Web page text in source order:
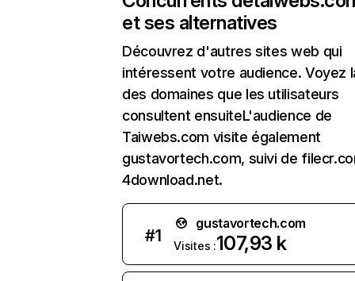
et ses alternatives
Découvrez d'autres sites web qui
intéressent votre audience. Voyez
des domaines que les utilisateurs
consultent ensuiteL'audience de
Taiwebs.com visite également
gustavortech.com, suivi de
4download.net.
#1
gustavortech.com
Visites :107,93 k